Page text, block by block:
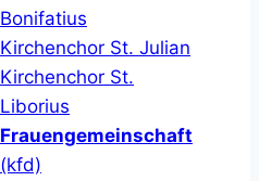
Bonifatius
Kirchenchor St. Julian
Kirchenchor St.
Liborius
Frauengemeinschaft
(kfd)